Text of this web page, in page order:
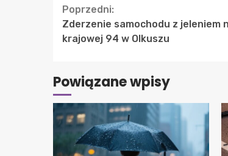
Continue
Reading
Poprzedni:
Zderzenie samochodu z jeleniem
krajowej 94 w Olkuszu
Powiązane wpisy